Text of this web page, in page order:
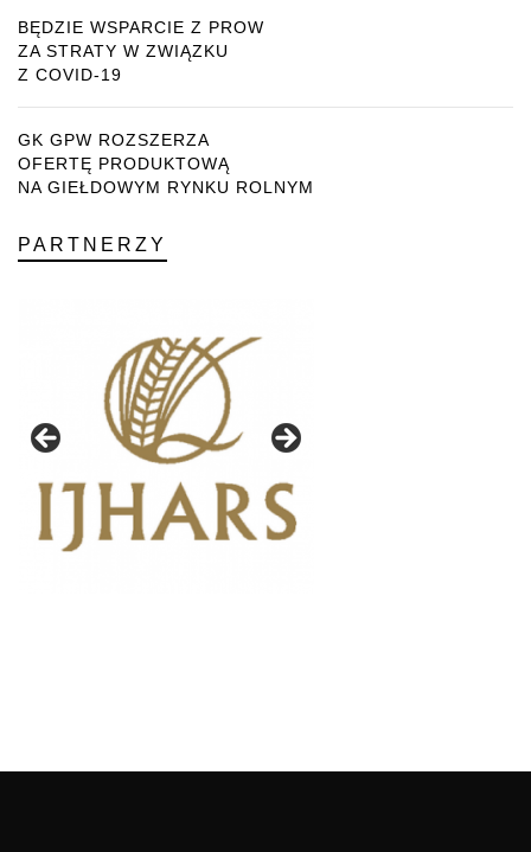
BĘDZIE WSPARCIE Z PROW
ZA STRATY W ZWIĄZKU
Z COVID-19
GK GPW ROZSZERZA
OFERTĘ PRODUKTOWĄ
NA GIEŁDOWYM RYNKU ROLNYM
PARTNERZY